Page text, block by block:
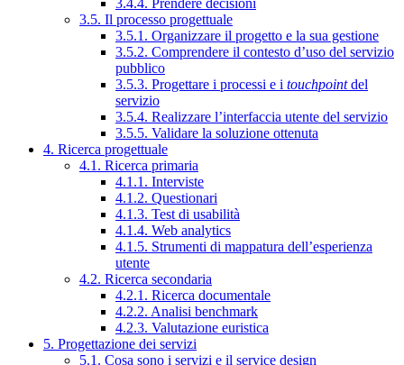
3.4.4. Prendere decisioni
3.5. Il processo progettuale
3.5.1. Organizzare il progetto e la sua gestione
3.5.2. Comprendere il contesto d’uso del servizio
pubblico
3.5.3. Progettare i processi e i touchpointdel
servizio
3.5.4. Realizzare l’interfaccia utente del servizio
3.5.5. Validare la soluzione ottenuta
4. Ricerca progettuale
4.1. Ricerca primaria
4.1.1. Interviste
4.1.2. Questionari
4.1.3. Test di usabilità
4.1.4. Web analytics
4.1.5. Strumenti di mappatura dell’esperienza
utente
4.2. Ricerca secondaria
4.2.1. Ricerca documentale
4.2.2. Analisi benchmark
4.2.3. Valutazione euristica
5. Progettazione dei servizi
5.1. Cosa sono i servizi e il service design